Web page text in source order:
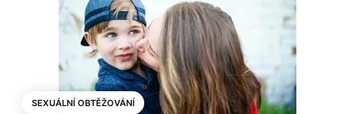
SEXUÁLNÍ OBTĚŽOVÁNÍ